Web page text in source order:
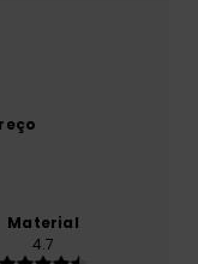
Material
4.7